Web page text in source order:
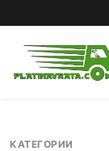
КАТЕГОРИИ